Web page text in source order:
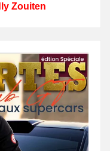
Zouiten